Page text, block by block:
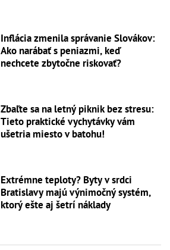
Inflácia zmenila správanie Slovákov:
Ako narábať s peniazmi, keď
nechcete zbytočne riskovať?
Zbaľte sa na letný piknik bez stresu:
Tieto praktické vychytávky vám
ušetria miesto v batohu!
Extrémne teploty? Byty v srdci
Bratislavy majú výnimočný systém,
ktorý ešte aj šetrí náklady